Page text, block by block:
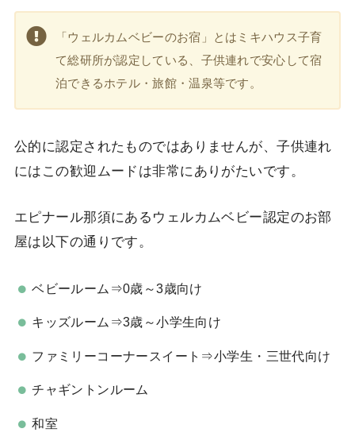
「ウェルカムベビーのお宿」とはミキハウス子育
て総研所が認定している、子供連れで安心して宿
泊できるホテル・旅館・温泉等です。
公的に認定されたものではありませんが、子供連れ
にはこの歓迎ムードは非常にありがたいです。
エピナール那須にあるウェルカムベビー認定のお部
屋は以下の通りです。
ベビールーム⇒0歳～3歳向け
キッズルーム⇒3歳～小学生向け
ファミリーコーナースイート⇒小学生・三世代向け
チャギントンルーム
和室